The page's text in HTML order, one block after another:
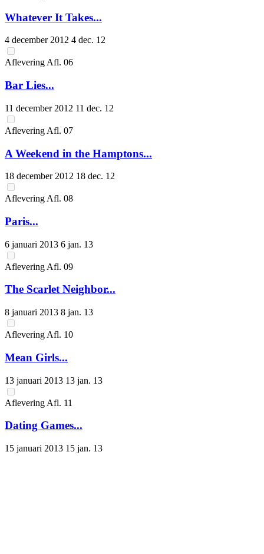
Whatever It Takes...
4 december 2012 4 dec. 12
Aflevering Afl. 06
Bar Lies...
11 december 2012 11 dec. 12
Aflevering Afl. 07
A Weekend in the Hamptons...
18 december 2012 18 dec. 12
Aflevering Afl. 08
Paris...
6 januari 2013 6 jan. 13
Aflevering Afl. 09
The Scarlet Neighbor...
8 januari 2013 8 jan. 13
Aflevering Afl. 10
Mean Girls...
13 januari 2013 13 jan. 13
Aflevering Afl. 11
Dating Games...
15 januari 2013 15 jan. 13